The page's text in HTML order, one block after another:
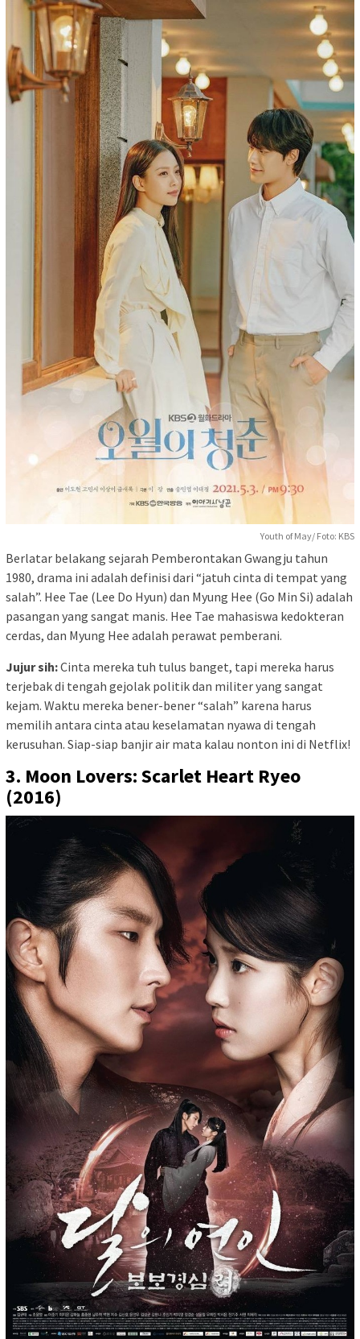
Youth of May/ Foto: KBS
Berlatar belakang sejarah Pemberontakan Gwangju tahun
1980, drama ini adalah definisi dari “jatuh cinta di tempat yang
salah”. Hee Tae (Lee Do Hyun) dan Myung Hee (Go Min Si) adalah
pasangan yang sangat manis. Hee Tae mahasiswa kedokteran
cerdas, dan Myung Hee adalah perawat pemberani.
Jujur sih:Cinta mereka tuh tulus banget, tapi mereka harus
terjebak di tengah gejolak politik dan militer yang sangat
kejam. Waktu mereka bener-bener “salah” karena harus
memilih antara cinta atau keselamatan nyawa di tengah
kerusuhan. Siap-siap banjir air mata kalau nonton ini di Netflix!
3. Moon Lovers: Scarlet Heart Ryeo
(2016)